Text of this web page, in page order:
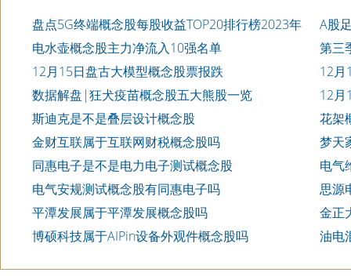
盘点5G终端概念股每股收益TOP20排行榜2023年
第三季度
A股
电水壶概念股主力净流入10强名单
第三
10家
12月15日盘古大模型概念股票报跌
12月
数据解盘|狂犬疫苗概念股五大熊股一览
12月
斯迪克是不是叠层设计概念股
花架
金财互联属于互联网财税概念股吗
梦天
同惠电子是不是电力电子测试概念股
电气
电气安规测试概念股有同惠电子吗
思源
平潭发展属于平潭发展概念股吗
金正
博硕科技属于AIPin设备外观件概念股吗
油电